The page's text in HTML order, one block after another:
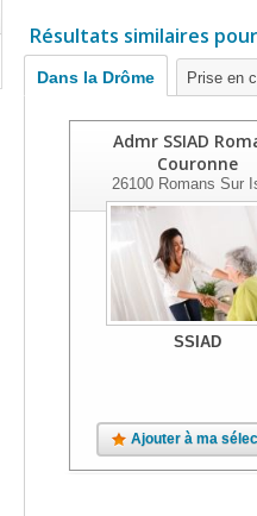
Résultats similaires
Dans la Drôme Prise en
Admr SSIAD
Couronne
26100Romans Sur
SSIAD
Ajouter à ma